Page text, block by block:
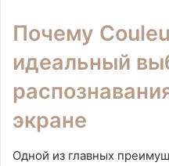
Почему
идеальный
экране
Одной из главных